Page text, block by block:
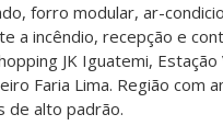
forro modular, ar-
a incêndio, recepção e
JK Iguatemi,
Faria Lima. Região
de alto padrão.